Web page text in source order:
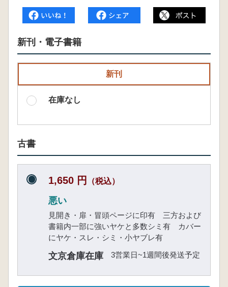
新刊・電子書籍
新刊
在庫なし
古書
1,650 円 （税込）
悪い
見開き・扉・冒頭ページに印有 三方および
書籍内一部に強いヤケと多数シミ有 カバー
にヤケ・スレ・シミ・小ヤブレ有
文京倉庫在庫 3営業日~1週間後発送予定